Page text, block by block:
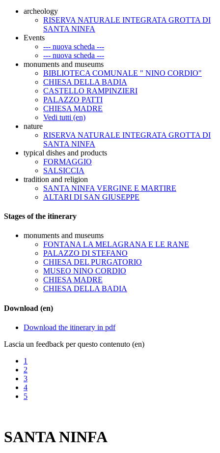
archeology
RISERVA NATURALE INTEGRATA GROTTA DI
SANTA NINFA
Events
--- nuova scheda ---
--- nuova scheda ---
monuments and museums
BIBLIOTECA COMUNALE " NINO CORDIO"
CHIESA DELLA BADIA
CASTELLO RAMPINZIERI
PALAZZO PATTI
CHIESA MADRE
Vedi tutti (en)
nature
RISERVA NATURALE INTEGRATA GROTTA DI
SANTA NINFA
typical dishes and products
FORMAGGIO
SALSICCIA
tradition and religion
SANTA NINFA VERGINE E MARTIRE
ALTARI DI SAN GIUSEPPE
Stages of the itinerary
monuments and museums
FONTANA LA MELAGRANA E LE RANE
PALAZZO DI STEFANO
CHIESA DEL PURGATORIO
MUSEO NINO CORDIO
CHIESA MADRE
CHIESA DELLA BADIA
Download (en)
Download the itinerary in pdf
Lascia un feedback per questo contenuto (en)
1
2
3
4
5
SANTA NINFA